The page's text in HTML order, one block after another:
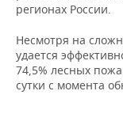
регионах России.
Несмотря на
удается
74,5% лесных
сутки с момента